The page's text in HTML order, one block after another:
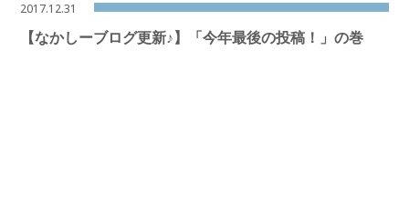
2017.12.31
【なかしーブログ更新♪】「今年最後の投稿！」の巻